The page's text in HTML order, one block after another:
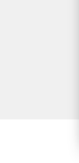
Piano